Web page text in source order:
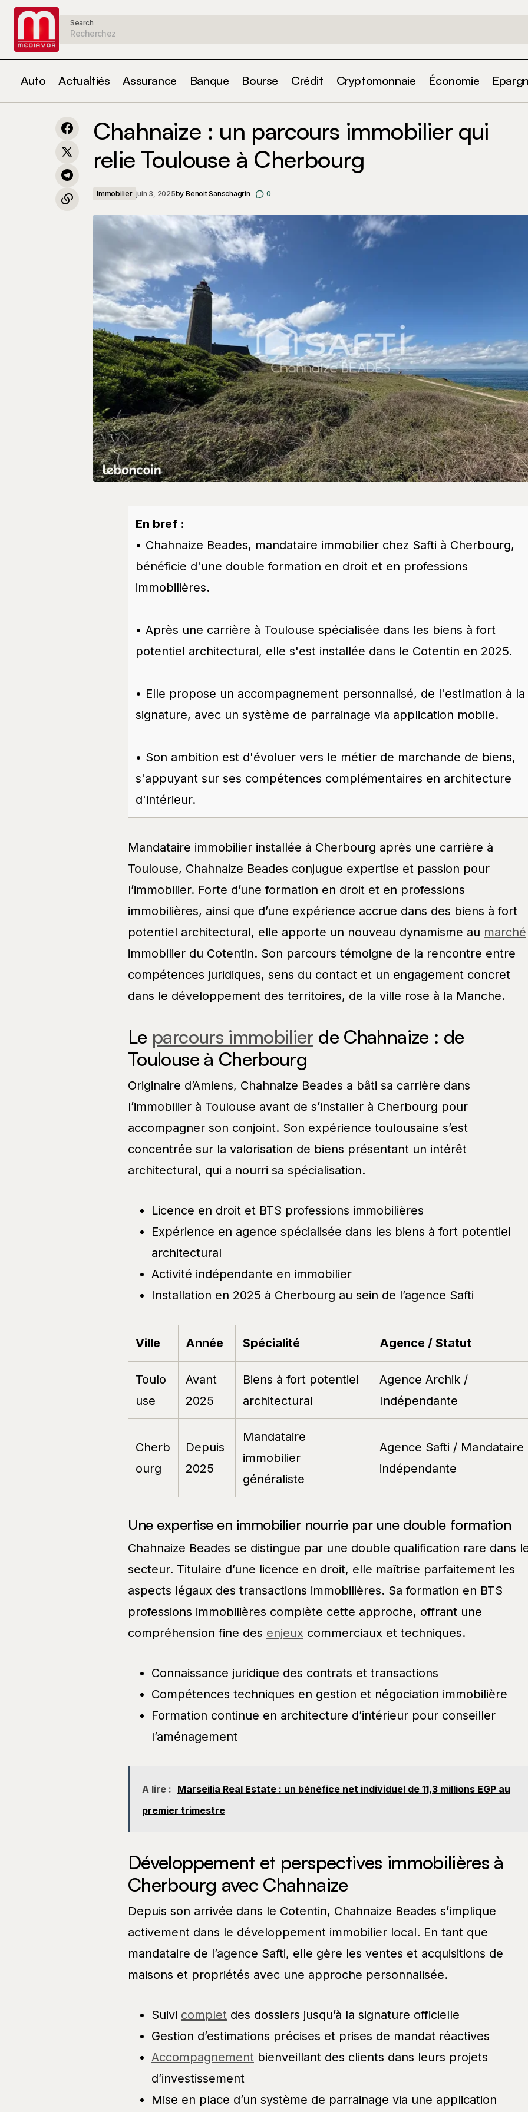
Search
Auto Actualtiés Assurance Banque Bourse Crédit Cryptomonnaie Économie
l’an passé ? Voici quand vous
toucherez votre remboursement fiscal
Chahnaize : un parcours immobilier qui relie Toulouse à
Chahnaize : un parcours immobilier qui
relie Toulouse à Cherbourg
Immobilier juin 3, 2025by Benoit Sanschagrin 0
En bref :
• Chahnaize Beades, mandataire immobilier chez Safti à Cherbourg,
bénéficie d'une double formation en droit et en professions
immobilières.
• Après une carrière à Toulouse spécialisée dans les biens à fort
potentiel architectural, elle s'est installée dans le Cotentin en 2025.
• Elle propose un accompagnement personnalisé, de l'estimation à la
signature, avec un système de parrainage via application mobile.
• Son ambition est d'évoluer vers le métier de marchande de biens,
s'appuyant sur ses compétences complémentaires en architecture
d'intérieur.
Mandataire immobilier installée à Cherbourg après une carrière à
Toulouse, Chahnaize Beades conjugue expertise et passion pour
l’immobilier. Forte d’une formation en droit et en professions
immobilières, ainsi que d’une expérience accrue dans des biens à fort
potentiel architectural, elle apporte un nouveau dynamisme au marché
immobilier du Cotentin. Son parcours témoigne de la rencontre entre
compétences juridiques, sens du contact et un engagement concret
dans le développement des territoires, de la ville rose à la Manche.
Le parcours immobilierde Chahnaize : de
Toulouse à Cherbourg
Originaire d’Amiens, Chahnaize Beades a bâti sa carrière dans
l’immobilier à Toulouse avant de s’installer à Cherbourg pour
accompagner son conjoint. Son expérience toulousaine s’est
concentrée sur la valorisation de biens présentant un intérêt
architectural, qui a nourri sa spécialisation.
Licence en droit et BTS professions immobilières
Expérience en agence spécialisée dans les biens à fort potentiel
architectural
Activité indépendante en immobilier
Installation en 2025 à Cherbourg au sein de l’agence Safti
Ville Année Spécialité Agence / Statut
Toulo
use
Avant
2025
Biens à fort potentiel
architectural
Agence Archik /
Indépendante
Cherb
ourg
Depuis
2025
Mandataire
immobilier
généraliste
Agence Safti / Mandataire
indépendante
Une expertise en immobilier nourrie par une double formation
Chahnaize Beades se distingue par une double qualification rare dans
secteur. Titulaire d’une licence en droit, elle maîtrise parfaitement les
aspects légaux des transactions immobilières. Sa formation en BTS
professions immobilières complète cette approche, offrant une
compréhension fine des enjeux commerciaux et techniques.
Connaissance juridique des contrats et transactions
Compétences techniques en gestion et négociation immobilière
Formation continue en architecture d’intérieur pour conseiller
l’aménagement
A lire : Marseilia Real Estate : un bénéfice net individuel de 11,3 millions EGP au
premier trimestre
Développement et perspectives immobilières à
Cherbourg avec Chahnaize
Depuis son arrivée dans le Cotentin, Chahnaize Beades s’implique
activement dans le développement immobilier local. En tant que
mandataire de l’agence Safti, elle gère les ventes et acquisitions de
maisons et propriétés avec une approche personnalisée.
Suivi complet des dossiers jusqu’à la signature officielle
Gestion d’estimations précises et prises de mandat réactives
Accompagnement bienveillant des clients dans leurs projets
d’investissement
Mise en place d’un système de parrainage via une application